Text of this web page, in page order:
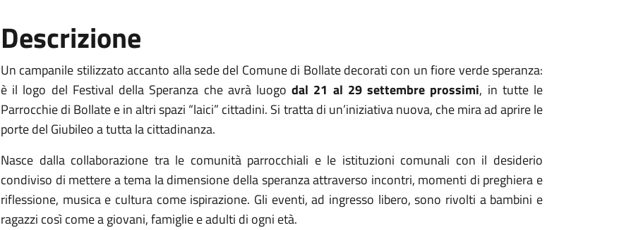
Descrizione
Un campanile stilizzato accanto alla sede del Comune di Bollate decorati con un fiore verde speranza:
è il logo del Festival della Speranza che avrà luogodal 21 al 29 settembre prossimi, in tutte le
Parrocchie di Bollate e in altri spazi “laici” cittadini. Si tratta di un’iniziativa nuova, che mira ad aprire le
porte del Giubileo a tutta la cittadinanza.
Nasce dalla collaborazione tra le comunità parrocchiali e le istituzioni comunali con il desiderio
condiviso di mettere a tema la dimensione della speranza attraverso incontri, momenti di preghiera e
riflessione, musica e cultura come ispirazione. Gli eventi, ad ingresso libero, sono rivolti a bambini e
ragazzi così come a giovani, famiglie e adulti di ogni età.